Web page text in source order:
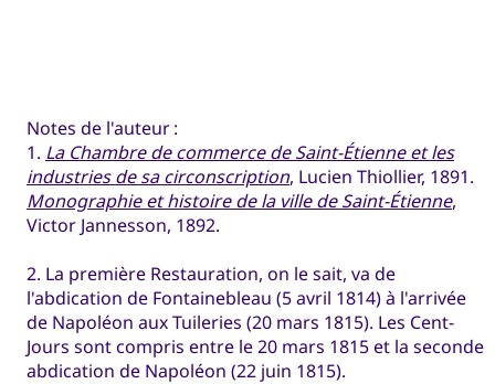
Notes de l'auteur :
1. La Chambre de commerce de Saint-Étienne et les
industries de sa circonscription, Lucien Thiollier, 1891.
Monographie et histoire de la ville de Saint-Étienne,
Victor Jannesson, 1892.
2. La première Restauration, on le sait, va de
l'abdication de Fontainebleau (5 avril 1814) à l'arrivée
de Napoléon aux Tuileries (20 mars 1815). Les Cent-
Jours sont compris entre le 20 mars 1815 et la seconde
abdication de Napoléon (22 juin 1815).